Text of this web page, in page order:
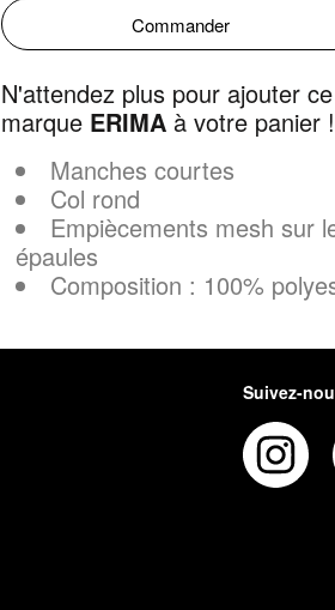
Commander
N'attendez plus pour ajouter
marque ERIMAà votre panier !
Manches courtes
Col rond
Empiècements mesh sur
épaules
Composition : 100%
Suivez-